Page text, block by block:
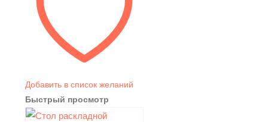
Добавить в список желаний
Быстрый просмотр